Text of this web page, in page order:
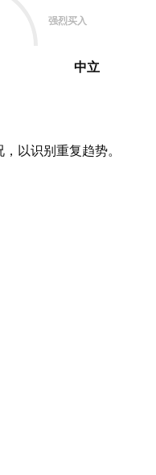
强烈买入
中立
以识别重复趋势。